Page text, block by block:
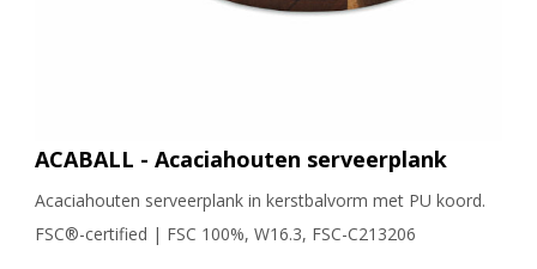
ACABALL - Acaciahouten serveerplank
Acaciahouten serveerplank in kerstbalvorm met PU koord.
FSC®-certified | FSC 100%, W16.3, FSC-C213206